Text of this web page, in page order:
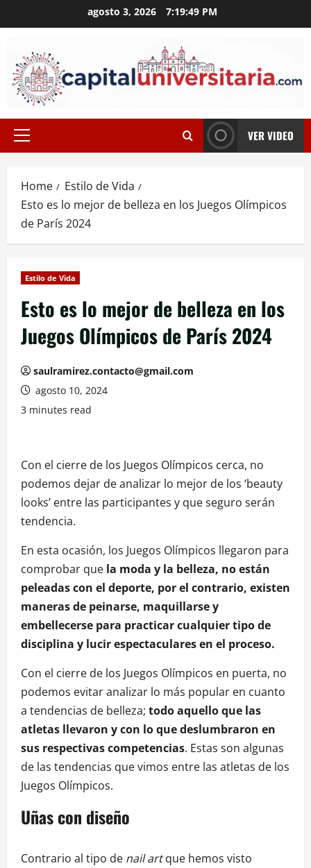
to
agosto 3, 2026 7:19:49 PM
Primary
VER VIDEO
Home
Estilo de Vida
Esto es lo mejor de belleza en los Juegos Olímpicos
de París 2024
Estilo de Vida
Esto es lo mejor de belleza en los
Juegos Olímpicos de París 2024
saulramirez.contacto@gmail.com
agosto 10, 2024
3 minutes read
Con el cierre de los Juegos Olímpicos cerca, no
podemos dejar de analizar lo mejor de los ‘beauty
looks’ entre las participantes y que seguro serán
tendencia.
En esta ocasión, los Juegos Olímpicos llegaron para
comprobar que la moda y la belleza, no están
peleadas con el deporte, por el contrario, existen
maneras de peinarse, maquillarse y
embellecerse para practicar cualquier tipo de
disciplina y lucir espectaculares en el proceso.
Con el cierre de los Juegos Olímpicos en puerta, no
podemos evitar analizar lo más popular en cuanto
a tendencias de belleza; todo aquello que las
atletas llevaron y con lo que deslumbraron en
sus respectivas competencias. Estas son algunas
de las tendencias que vimos entre las atletas de los
Juegos Olímpicos.
Uñas con diseño
Contrario al tipo de nail artque hemos visto